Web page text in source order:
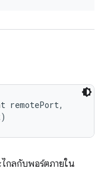
remotePort,
ไกลกับพอร์ตภายใน